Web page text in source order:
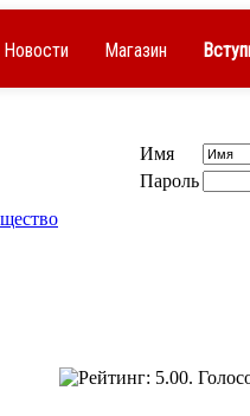
Новости Магазин
Имя
Пароль